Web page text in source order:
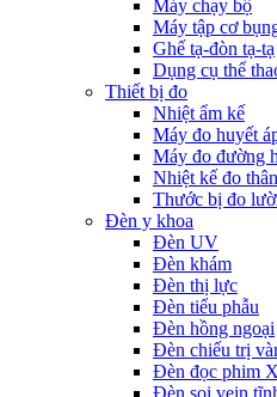
Máy chạy bộ
Máy tập cơ
Ghế tạ-đòn tạ-tạ
Dụng cụ thể
Thiết bị đo
Nhiệt ẩm kế
Máy đo huyết
Máy đo đường
Nhiệt kế đo
Thước bị đo
Đèn y khoa
Đèn UV
Đèn khám
Đèn thị lực
Đèn tiểu phẫu
Đèn hồng ngoại
Đèn chiếu trị
Đèn đọc phim
Đèn soi vein